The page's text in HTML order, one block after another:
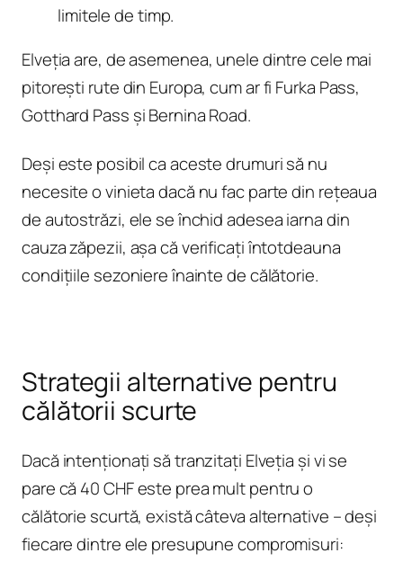
limitele de timp.
Elveția are, de asemenea, unele dintre cele mai
pitorești rute din Europa, cum ar fi Furka Pass,
Gotthard Pass și Bernina Road.
Deși este posibil ca aceste drumuri să nu
necesite o vinieta dacă nu fac parte din rețeaua
de autostrăzi, ele se închid adesea iarna din
cauza zăpezii, așa că verificați întotdeauna
condițiile sezoniere înainte de călătorie.
Strategii alternative pentru
călătorii scurte
Dacă intenționați să tranzitați Elveția și vi se
pare că 40 CHF este prea mult pentru o
călătorie scurtă, există câteva alternative – deși
fiecare dintre ele presupune compromisuri: